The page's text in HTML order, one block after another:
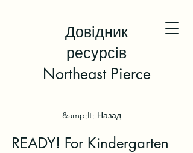
Довідник
ресурсів
Northeast Pierce
&amp;lt; Назад
READY! For Kindergarten